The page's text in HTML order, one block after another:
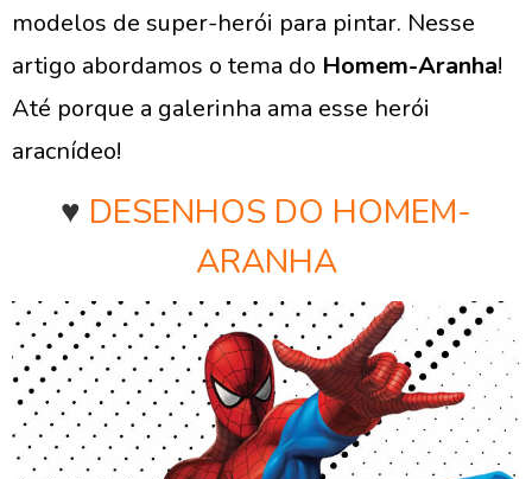
modelos de super-herói para pintar. Nesse
artigo abordamos o tema do Homem-Aranha!
Até porque a galerinha ama esse herói
aracnídeo!
♥ DESENHOS DO HOMEM-
ARANHA